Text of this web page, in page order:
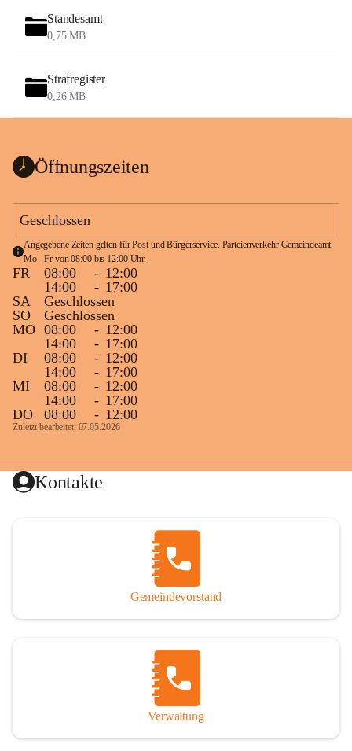
Standesamt
0,75 MB
Strafregister
0,26 MB
Öffnungszeiten
Geschlossen
Angegebene Zeiten gelten für Post und Bürgerservice. Parteienverkehr Gemeindeamt
Mo - Fr von 08:00 bis 12:00 Uhr.
FR 08:00 - 12:00
14:00
- 17:00
SA
Geschlossen
SO
Geschlossen
MO 08:00 - 12:00
14:00
- 17:00
DI
08:00 - 12:00
14:00
- 17:00
MI
08:00 - 12:00
14:00
- 17:00
DO
08:00 - 12:00
Zuletzt bearbeitet: 07.05.2026
Kontakte
Gemeindevorstand
Verwaltung